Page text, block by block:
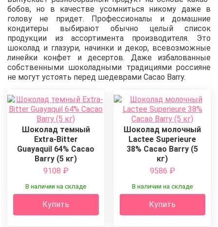
бобов, но в качестве усомниться никому даже в
голову не придет. Профессионалы и домашние
кондитеры выбирают обычно целый список
продукции из ассортимента производителя. Это
шоколад и глазури, начинки и декор, всевозможные
линейки конфет и десертов. Даже избалованные
собственными шоколадными традициями россияне
не могут устоять перед шедеврами Cacao Barry.
Шоколад темный
Extra-Bitter
Guayaquil 64% Cacao
Barry (5 кг)
9108 ₽
В наличии на складе
Купить
Шоколад молочный
Lactee Superieure
38% Cacao Barry (5
кг)
9586 ₽
В наличии на складе
Купить